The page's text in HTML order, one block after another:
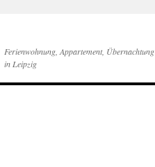
Ferienwohnung, Appartement, Übernachtung
in Leipzig